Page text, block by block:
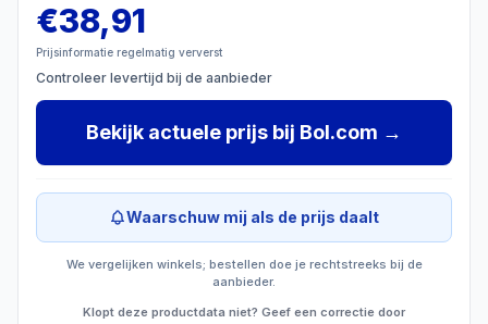
€38,91
Prijsinformatie regelmatig ververst
Controleer levertijd bij de aanbieder
Bekijk actuele prijs bij Bol.com →
Waarschuw mij als de prijs daalt
We vergelijken winkels; bestellen doe je rechtstreeks bij de
aanbieder.
Klopt deze productdata niet? Geef een correctie door